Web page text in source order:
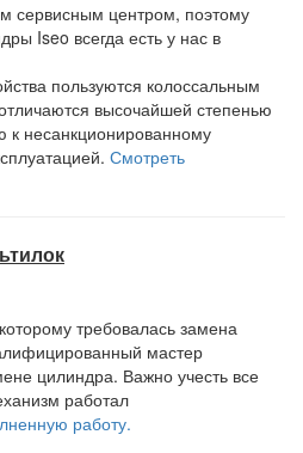
центром, поэтому
Iseo всегда есть у нас в
пользуются колоссальным
высочайшей степенью
к несанкционированному
Смотреть
требовалась замена
мастер
цилиндра. Важно учесть все
работал
работу.